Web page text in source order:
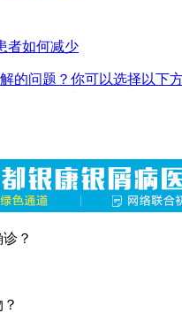
者如何减少
的问题？你可以选择以下
？